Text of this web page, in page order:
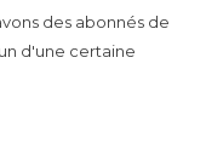
des abonnés de
d'une certaine